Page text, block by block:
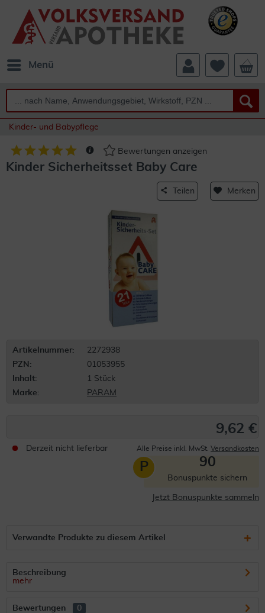
Menü
Kinder- und Babypflege
Bewertungen anzeigen
Kinder Sicherheitsset Baby Care
Teilen Merken
Artikelnummer:
2272938
PZN:
01053955
Inhalt:
1 Stück
Marke:
PARAM
9,62 €
Derzeit nicht lieferbar Alle Preise inkl. MwSt. Versandkosten
P 90
Bonuspunkte sichern
Jetzt Bonuspunkte sammeln
Verwandte Produkte zu diesem Artikel
Beschreibung
mehr
Bewertungen 0